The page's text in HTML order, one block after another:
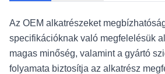
Az OEM alkatrészeket
specifikációknak való megfelelésük
magas minőség, valamint a gyártó
folyamata biztosítja az alkatrész